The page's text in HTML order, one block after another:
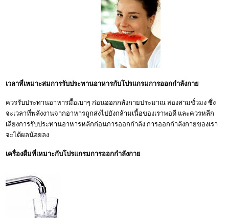
เวลาที่เหมาะสมการรับประทานอาหารกับโปรแกรมการออกกำลังกาย
ควรรับประทานอาหารมื้อเบาๆ ก่อนออกกลังกายประมาณ สองสามชั่วมง ซึ่ง
จะเวลาที่พลังงานจากอาหารถูกส่งไปยังกล้ามเนื้อของเราพอดี และควรหลีก
เลี่ยงการรับประทานอาหารหลักก่อนการออกกำลัง การออกกำลังกายของเรา
จะได้ผลน้อยลง
เครื่องดื่มที่เหมาะกับโปรแกรมการออกกำลังกาย